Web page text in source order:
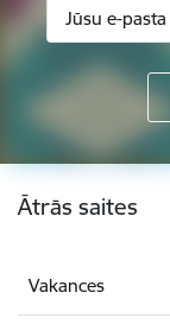
Kājene
Ātrās saites
Vakances